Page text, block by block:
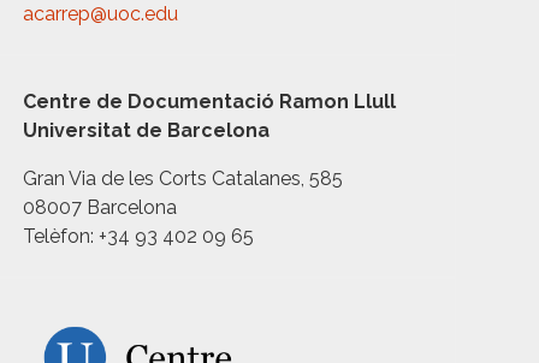
acarrep@uoc.edu
Centre de Documentació Ramon Llull
Universitat de Barcelona
Gran Via de les Corts Catalanes, 585
08007 Barcelona
Telèfon: +34 93 402 09 65